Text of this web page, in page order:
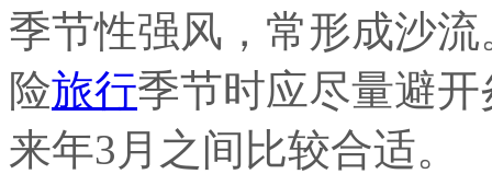
季节性强风，常形成沙
险旅行季节时应尽量避
来年3月之间比较合适。